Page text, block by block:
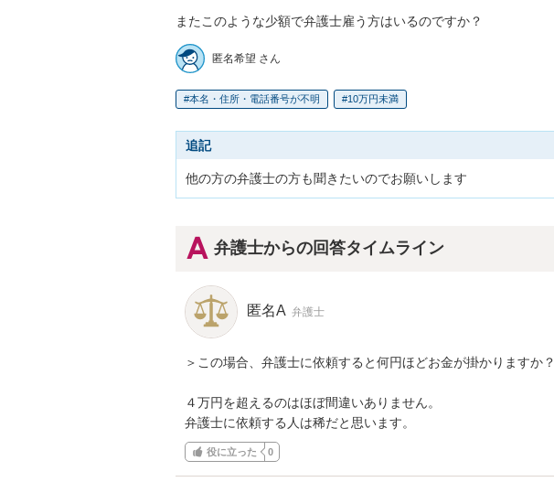
またこのような少額で弁護士雇う方はいるのですか？
匿名希望 さん
本名・住所・電話番号が不明 10万円未満
追記
他の方の弁護士の方も聞きたいのでお願いします
弁護士からの回答タイムライン
匿名A 弁護士
＞この場合、弁護士に依頼すると何円ほどお金が掛かりますか？
４万円を超えるのはほぼ間違いありません。
弁護士に依頼する人は稀だと思います。
役に立った 0